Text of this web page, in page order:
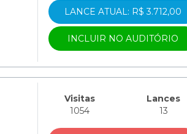
LANCE ATUAL: R$ 3.712,00
INCLUIR NO AUDITÓRIO
Visitas
1054
Lances
13